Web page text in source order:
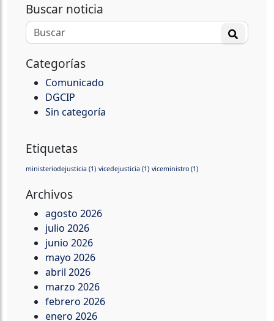
Buscar noticia
Categorías
Comunicado
DGCIP
Sin categoría
Etiquetas
ministeriodejusticia (1) vicedejusticia (1) viceministro (1)
Archivos
agosto 2026
julio 2026
junio 2026
mayo 2026
abril 2026
marzo 2026
febrero 2026
enero 2026